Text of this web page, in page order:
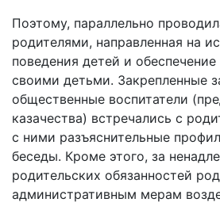
Поэтому, параллельно
родителями, направленная на
поведения детей и
своими детьми. Закрепленные
общественные воспитатели
казачества) встречались с
с ними разъяснительные
беседы. Кроме этого, за
родительских обязанностей
административным мерам